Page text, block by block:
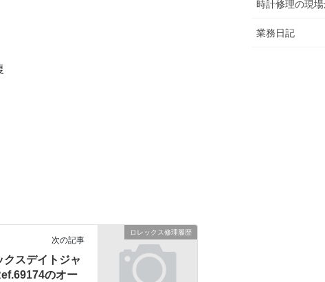
ロレックス修理履歴
次の記事
クスデイトジャ
のオー
時計修理の現場
業務日記